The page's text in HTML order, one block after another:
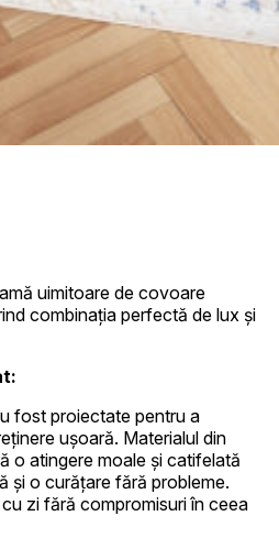
uimitoare de covoare
combinația perfectă de lux și
fost proiectate pentru a
ușoară. Materialul din
o atingere moale și catifelată
și o curățare fără probleme.
zi fără compromisuri în ceea